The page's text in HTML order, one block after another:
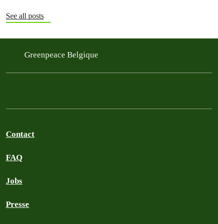
See all posts
Greenpeace Belgique
Contact
FAQ
Jobs
Presse